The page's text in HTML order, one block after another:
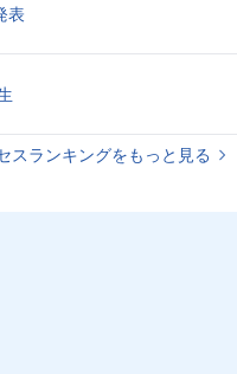
表
スランキングをもっと見る